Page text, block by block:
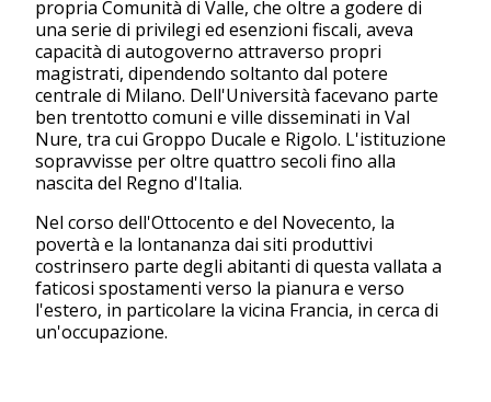
propria Comunità di Valle, che oltre a godere di
una serie di privilegi ed esenzioni fiscali, aveva
capacità di autogoverno attraverso propri
magistrati, dipendendo soltanto dal potere
centrale di Milano. Dell'Università facevano parte
ben trentotto comuni e ville disseminati in Val
Nure, tra cui Groppo Ducale e Rigolo. L'istituzione
sopravvisse per oltre quattro secoli fino alla
nascita del Regno d'Italia.
Nel corso dell'Ottocento e del Novecento, la
povertà e la lontananza dai siti produttivi
costrinsero parte degli abitanti di questa vallata a
faticosi spostamenti verso la pianura e verso
l'estero, in particolare la vicina Francia, in cerca di
un'occupazione.